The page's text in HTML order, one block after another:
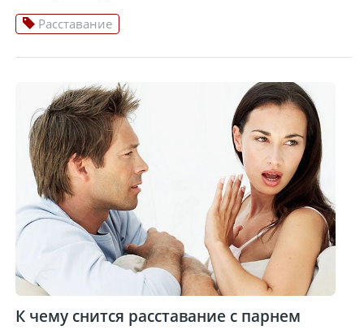
Расставание
К чему снится расставание с парнем